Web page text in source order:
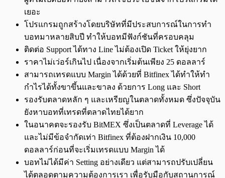
เยอะ
โปรแกรมถูกสร้างโดยบริษัทที่มีประสบการณ์ในการทำ
บอทมาหลายสิบปี ทำให้บอทมีฟังก์ชันที่ครอบคลุม
ติดต่อ Support ได้ทาง Line ไม่ต้องเปิด Ticket ให้ยุ่งยาก
ราคาไม่เว่อร์เกินไป เนื่องจากเริ่มต้นเพียง 25 ดอลลาร์
สามารถเทรดแบบ Margin ได้ด้วยที่ Bitfinex ได้ทำให้ทำ
กำไรได้ทั้งขาขึ้นและขาลง ด้วยการ Long และ Short
รองรับตลาดหลัก ๆ และเหรียญในตลาดทั้งหมด ซึ่งปัจจุบัน
ยังหาบอทที่เทรดที่ตลาดไทยได้ยาก
ในอนาคตจะรองรับ BitMEX ซึ่งเป็นตลาดที่ Leverage ได้
และไม่มีข้อจำกัดเท่า Bitfinex ที่ต้องฝากเงิน 10,000
ดอลลาร์ก่อนที่จะเริ่มเทรดแบบ Margin ได้
บอทไม่ได้มีค่า Setting อย่างเดียว แต่สามารถปรับเปลี่ยน
ได้ตลอดตามความต้องการเรา เพื่อรับมือกับสถานการณ์